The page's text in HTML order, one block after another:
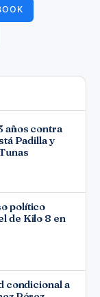
años contra
Padilla y
político
de Kilo 8 en
condicional a